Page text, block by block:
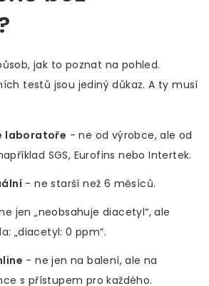
jak to poznat na pohled.
testů jsou jediný důkaz. A ty musí
laboratoře - ne od výrobce, ale od
SGS, Eurofins nebo Intertek.
- ne starší než 6 měsíců.
jen „neobsahuje diacetyl“, ale
„diacetyl: 0 ppm“.
- ne jen na balení, ale na
s přístupem pro každého.